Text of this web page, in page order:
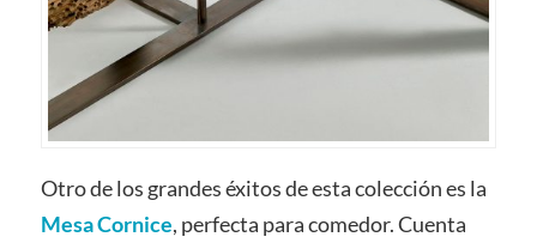
Otro de los grandes éxitos de esta colección es la
Mesa Cornice, perfecta para comedor. Cuenta